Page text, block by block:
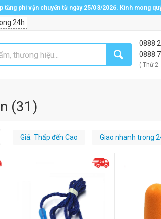
tăng phí vận chuyển từ ngày 25/03/2026. Kính mong
24h
0888
0888
( Thứ 2
(31)
Giá: Thấp đến Cao Giao nhanh trong